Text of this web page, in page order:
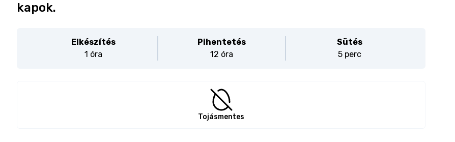
kapok.
Elkészítés
1 óra
Pihentetés
12 óra
Sütés
5 perc
Tojásmentes